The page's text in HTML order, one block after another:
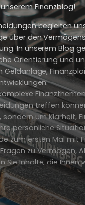
Finanzblog!
begleiten
über den
In unserem Blog
Orientierung und
Geldanlage,
treffen
sondern um Klarheit,
persönliche
zum ersten Mal mit
zu Vermögen,
Sie Inhalte, die Ihnen